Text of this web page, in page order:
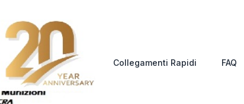
Collegamenti Rapidi FAQ